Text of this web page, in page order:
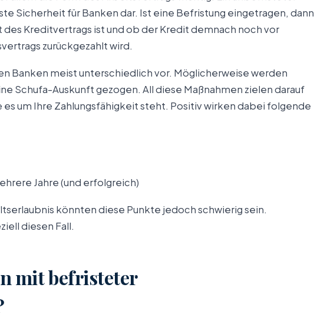
Sicherheit für Banken dar. Ist eine Befristung eingetragen, dann
des Kreditvertrags ist und ob der Kredit demnach noch vor
zurückgezahlt wird.
Banken meist unterschiedlich vor. Möglicherweise werden
Schufa-Auskunft gezogen. All diese Maßnahmen zielen darauf
es um Ihre Zahlungsfähigkeit steht. Positiv wirken dabei folgende
Jahre (und erfolgreich)
könnten diese Punkte jedoch schwierig sein.
diesen Fall.
mit befristeter